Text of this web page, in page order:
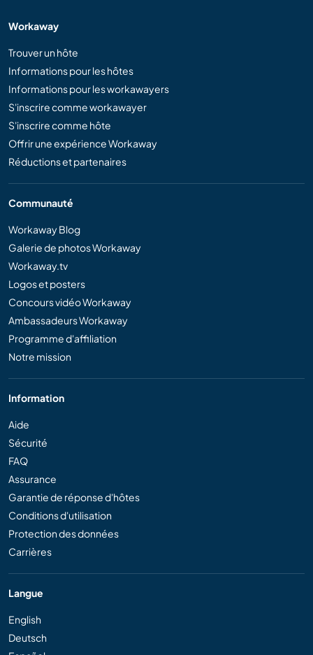
Workaway
Trouver un hôte
Informations pour les hôtes
Informations pour les workawayers
S'inscrire comme workawayer
S'inscrire comme hôte
Offrir une expérience Workaway
Réductions et partenaires
Communauté
Workaway Blog
Galerie de photos Workaway
Workaway.tv
Logos et posters
Concours vidéo Workaway
Ambassadeurs Workaway
Programme d'affiliation
Notre mission
Information
Aide
Sécurité
FAQ
Assurance
Garantie de réponse d'hôtes
Conditions d'utilisation
Protection des données
Carrières
Langue
English
Deutsch